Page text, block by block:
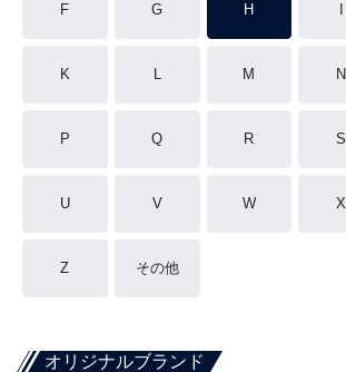
F G H
K L M N
P Q R S
U V W X
Z その他
オリジナルブランド